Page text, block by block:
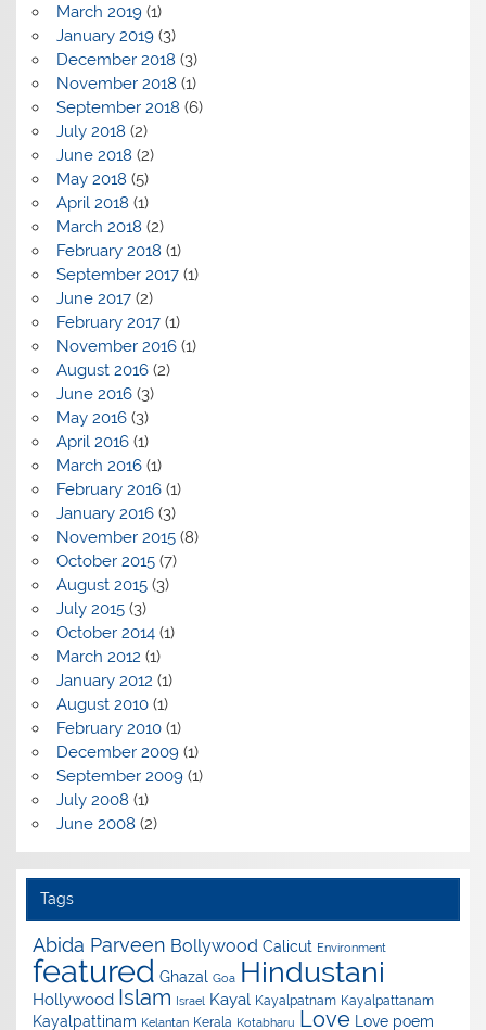
March 2019(1)
January 2019(3)
December 2018 (3)
November 2018 (1)
September 2018 (6)
July 2018 (2)
June 2018 (2)
May 2018 (5)
April 2018 (1)
March 2018 (2)
February 2018 (1)
September 2017(1)
June 2017(2)
February 2017(1)
November 2016(1)
August 2016(2)
June 2016(3)
May 2016(3)
April 2016(1)
March 2016(1)
February 2016(1)
January 2016(3)
November 2015(8)
October 2015(7)
August 2015(3)
July 2015(3)
October 2014(1)
March 2012 (1)
January 2012 (1)
August 2010(1)
February 2010(1)
December 2009(1)
September 2009(1)
July 2008 (1)
June 2008 (2)
Tags
Abida Parveen Bollywood Calicut Environment
featured Ghazal Goa Hindustani
Hollywood Islam Israel Kayal Kayalpatnam Kayalpattanam
Kayalpattinam Kelantan Kerala Kotabharu Love Love poem